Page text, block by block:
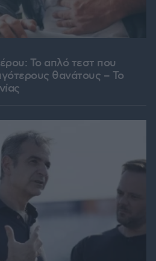
Το απλό τεστ που
θανάτους – Το